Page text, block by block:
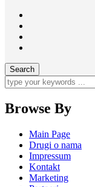
Browse By
Main Page
Drugi o nama
Impressum
Kontakt
Marketing